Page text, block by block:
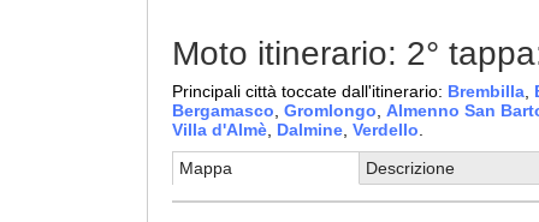
Moto itinerario: 2°
Principali città toccate dall'itinerario: Brembilla
Bergamasco Gromlongo Almenno San
Villa d'Almè Dalmine Verdello
Mappa
Descrizione